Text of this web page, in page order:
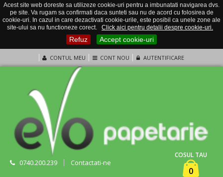
Acest site web doreste sa utilizeze cookie-uri pentru a imbunatati navigarea dvs.
pe site. Va rugam sa confirmati daca sunteti sau nu de acord cu folosirea de
cookie-uri. In cazul in care dezactivati cookie-urile, este posibil ca unele zone ale
site-ului sa nu functioneze corect.
Click aici pentru detalii despre cookie-uri.
Refuz Accept cookie-uri
CONTUL MEU CONT NOU AUTENTIFICARE
0740.200.239 Contactati-ne
COSUL TAU
0